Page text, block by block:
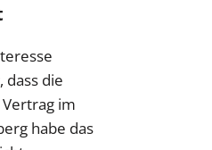
dass die
im
habe das